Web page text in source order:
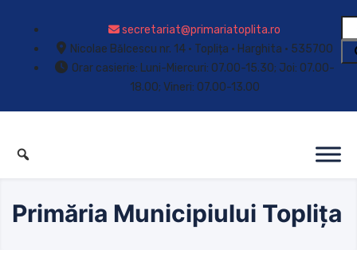
secretariat@primariatoplita.ro
Nicolae Bălcescu nr. 14 • Toplița • Harghita • 535700
Orar casierie: Luni-Miercuri: 07.00-15.30; Joi: 07.00-
18.00; Vineri: 07.00-13.00
Primăria Municipiului Toplița